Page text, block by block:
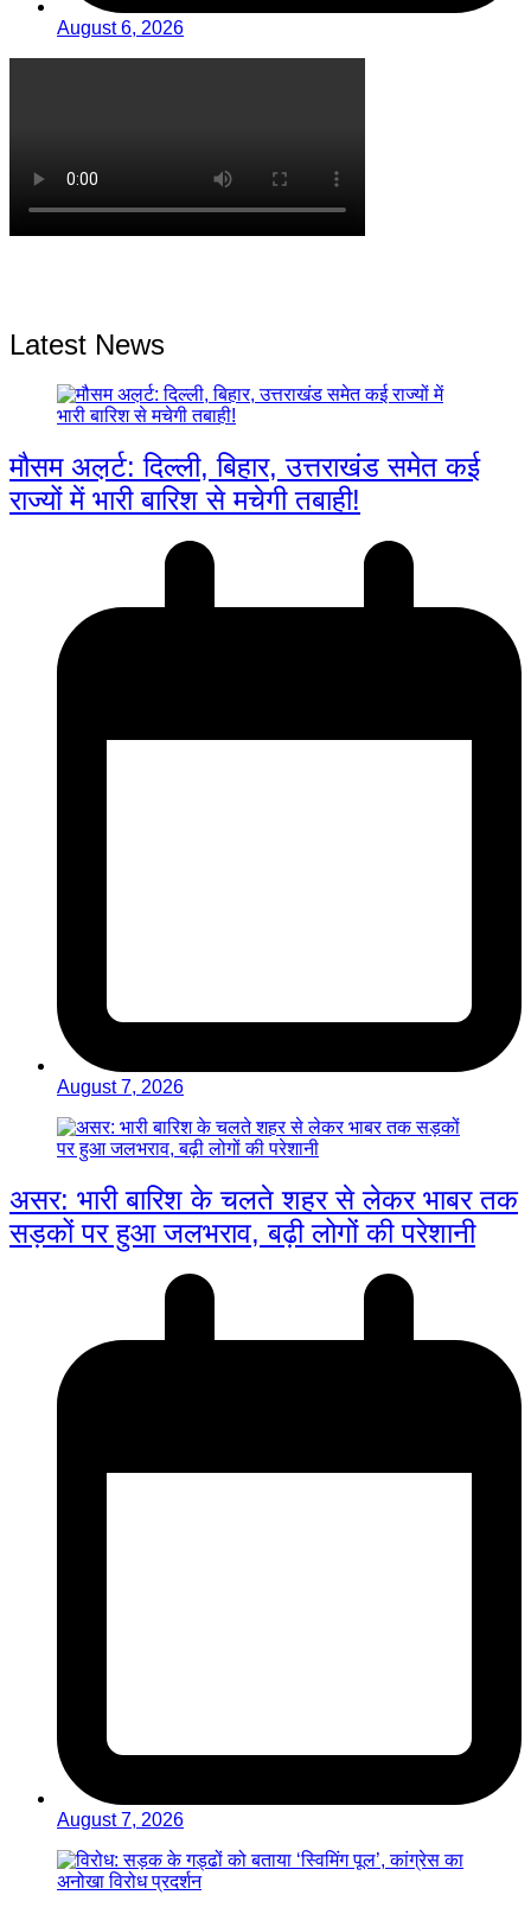
August 6, 2026
Latest News
मौसम अल़र्ट: दिल्ली, बिहार, उत्तराखंड समेत कई
राज्यों में भारी बारिश से मचेगी तबाही!
August 7, 2026
असर: भारी बारिश के चलते शहर से लेकर भाबर तक
सड़कों पर हुआ जलभराव, बढ़ी लोगों की परेशानी
August 7, 2026